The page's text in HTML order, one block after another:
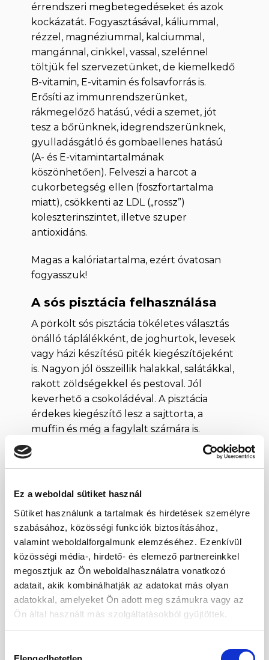
Ez a weboldal sütiket használ
Sütiket használunk a tartalmak és hirdetések személyre
szabásához, közösségi funkciók biztosításához,
valamint weboldalforgalmunk elemzéséhez. Ezenkívül
közösségi média-, hirdető- és elemező partnereinkkel
megosztjuk az Ön weboldalhasználatra vonatkozó
adatait, akik kombinálhatják az adatokat más olyan
adatokkal, amelyeket Ön adott meg számukra vagy az
Ön által használt más szolgáltatásokból gyűjtöttek.
érrendszeri megbetegedéseket és azok
kockázatát. Fogyasztásával, káliummal,
rézzel, magnéziummal, kalciummal,
mangánnal, cinkkel, vassal, szelénnel
töltjük fel szervezetünket, de kiemelkedő
B-vitamin, E-vitamin és folsavforrás is.
Erősíti az immunrendszerünket,
rákmegelőző hatású, védi a szemet, jót
tesz a bőrünknek, idegrendszerünknek,
gyulladásgátló és gombaellenes hatású
(A- és E-vitamintartalmának
köszönhetően). Felveszi a harcot a
cukorbetegség ellen (foszfortartalma
miatt), csökkenti az LDL („rossz”)
koleszterinszintet, illetve szuper
antioxidáns.
Magas a kalóriatartalma, ezért óvatosan
fogyasszuk!
A sós pisztácia felhasználása
A pörkölt sós pisztácia tökéletes választás
önálló táplálékként, de joghurtok, levesek
vagy házi készítésű piték kiegészítőjeként
is. Nagyon jól összeillik halakkal, salátákkal,
rakott zöldségekkel és pestoval. Jól
keverhető a csokoládéval. A pisztácia
érdekes kiegészítő lesz a sajttorta, a
muffin és még a fagylalt számára is.
Összetevők
A pörkölt sós pisztácia tárolása
Tárolja száraz és hűvös helyen, szorosan
lezárt tartályban vagy tasakban.
Tápérték
100 g-
ban
Egy
adagban
(50 g)
RI%*
50 g-
ban